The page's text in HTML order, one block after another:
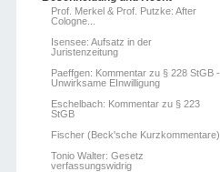
Prof. Merkel & Prof. Putzke: After
Cologne...
Isensee: Aufsatz in der
Juristenzeitung
Paeffgen: Kommentar zu § 228 StGB -
Unwirksame EInwilligung
Eschelbach: Kommentar zu § 223
StGB
Fischer (Beck'sche Kurzkommentare)
Tonio Walter: Gesetz
verfassungswidrig